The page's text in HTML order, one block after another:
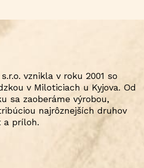
vznikla v roku 2001 so
v Miloticiach u Kyjova. Od
sa zaoberáme výrobou,
najrôznejších druhov
a príloh.